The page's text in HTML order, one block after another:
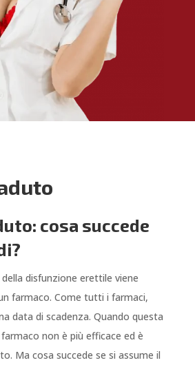
cosa succede
disfunzione erettile viene
farmaco. Come tutti i farmaci,
data di scadenza. Quando questa
non è più efficace ed è
Ma cosa succede se si assume il